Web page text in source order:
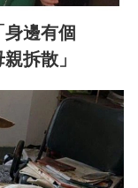
身邊有個
拆散」